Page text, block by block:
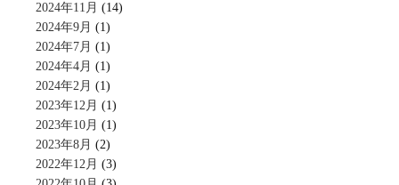
2024年11月 (14)
2024年9月 (1)
2024年7月 (1)
2024年4月 (1)
2024年2月 (1)
2023年12月 (1)
2023年10月 (1)
2023年8月 (2)
2022年12月 (3)